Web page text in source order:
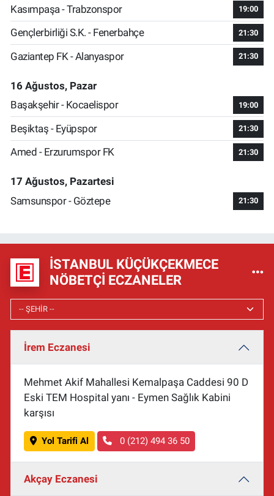
Kasımpaşa - Trabzonspor 19:00
Gençlerbirliği S.K. - Fenerbahçe 21:30
Gaziantep FK - Alanyaspor 21:30
16 Ağustos, Pazar
Başakşehir - Kocaelispor
19:00
Beşiktaş - Eyüpspor 21:30
Amed - Erzurumspor FK 21:30
17 Ağustos, Pazartesi
Samsunspor - Göztepe
21:30
İSTANBUL KÜÇÜKÇEKMECE
NÖBETÇI ECZANELER
İrem Eczanesi
Mehmet Akif Mahallesi Kemalpaşa Caddesi 90 D
Eski TEM Hospital yanı - Eymen Sağlık Kabini
karşısı
Yol Tarifi Al 0 (212) 494 36 50
Akçay Eczanesi